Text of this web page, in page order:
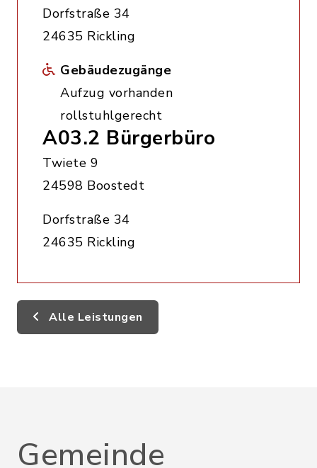
Dorfstraße 34
24635 Rickling
Gebäudezugänge
Aufzug vorhanden
rollstuhlgerecht
A03.2 Bürgerbüro
Twiete 9
24598 Boostedt
Dorfstraße 34
24635 Rickling
Alle Leistungen
Gemeinde